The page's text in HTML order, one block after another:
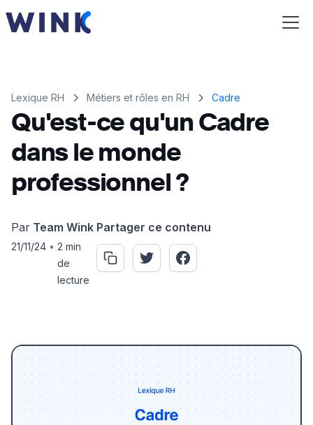
Lexique RH Métiers et rôles en RH Cadre
Qu'est-ce qu'un Cadre
dans le monde
professionnel ?
Par Team Wink
21/11/24 • 2 min
de
lecture
Partager ce contenu
Le terme "cadre" désigne bien plus qu'une
simple position hiérarchique; il s'agit d'une